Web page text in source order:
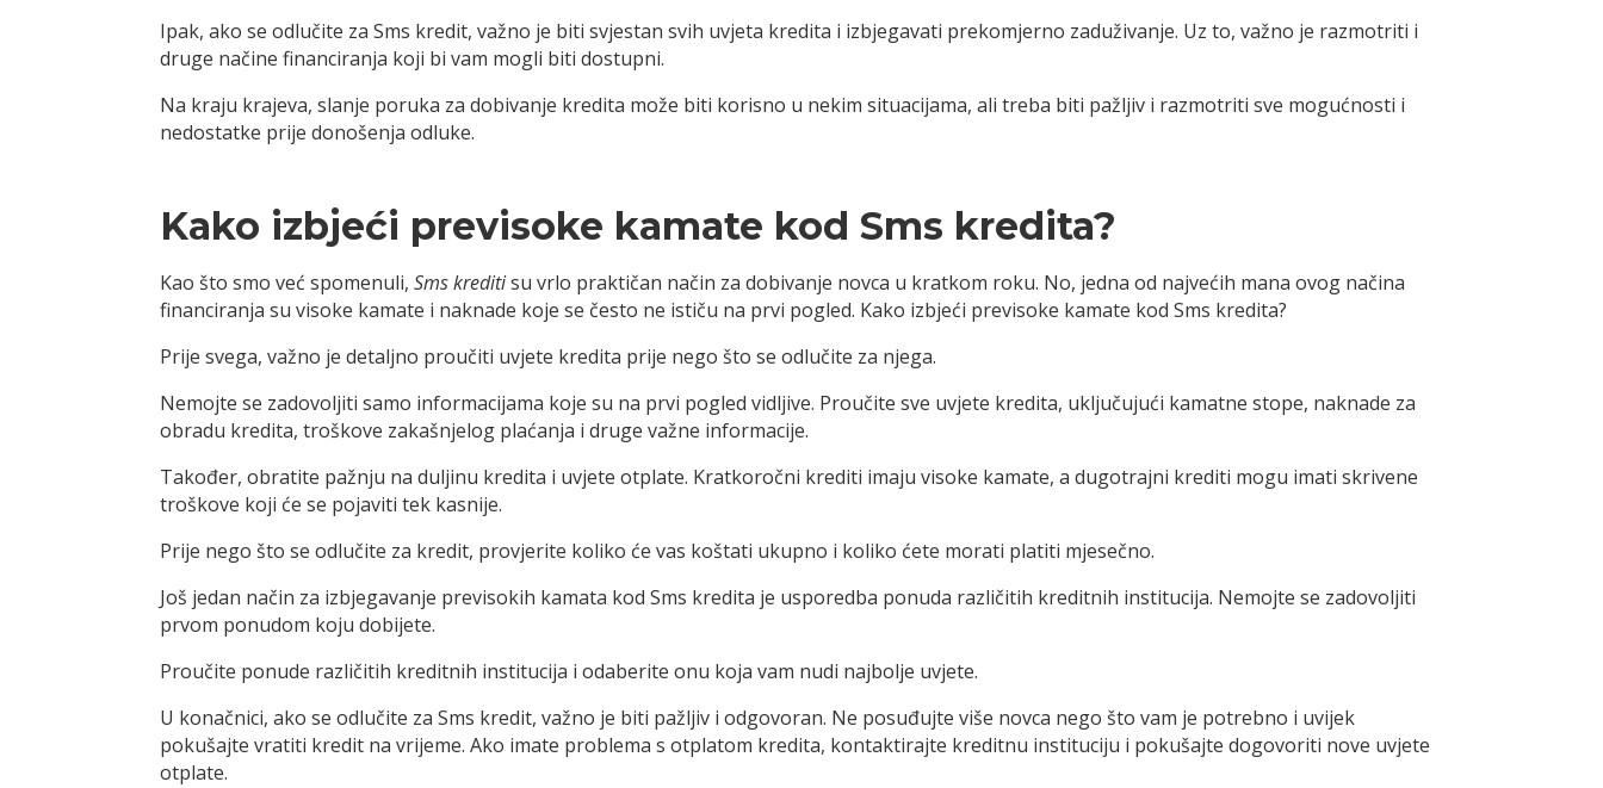
Ipak, ako se odlučite za Sms kredit, važno je biti svjestan svih uvjeta kredita i izbjegavati prekomjerno zaduživanje. Uz to, važno je razmotriti i
druge načine financiranja koji bi vam mogli biti dostupni.
Na kraju krajeva, slanje poruka za dobivanje kredita može biti korisno u nekim situacijama, ali treba biti pažljiv i razmotriti sve mogućnosti i
nedostatke prije donošenja odluke.
Kako izbjeći previsoke kamate kod Sms kredita?
Kao što smo već spomenuli,Sms kreditisu vrlo praktičan način za dobivanje novca u kratkom roku. No, jedna od najvećih mana ovog načina
financiranja su visoke kamate i naknade koje se često ne ističu na prvi pogled. Kako izbjeći previsoke kamate kod Sms kredita?
Prije svega, važno je detaljno proučiti uvjete kredita prije nego što se odlučite za njega.
Nemojte se zadovoljiti samo informacijama koje su na prvi pogled vidljive. Proučite sve uvjete kredita, uključujući kamatne stope, naknade za
obradu kredita, troškove zakašnjelog plaćanja i druge važne informacije.
Također, obratite pažnju na duljinu kredita i uvjete otplate. Kratkoročni krediti imaju visoke kamate, a dugotrajni krediti mogu imati skrivene
troškove koji će se pojaviti tek kasnije.
Prije nego što se odlučite za kredit, provjerite koliko će vas koštati ukupno i koliko ćete morati platiti mjesečno.
Još jedan način za izbjegavanje previsokih kamata kod Sms kredita je usporedba ponuda različitih kreditnih institucija. Nemojte se zadovoljiti
prvom ponudom koju dobijete.
Proučite ponude različitih kreditnih institucija i odaberite onu koja vam nudi najbolje uvjete.
U konačnici, ako se odlučite za Sms kredit, važno je biti pažljiv i odgovoran. Ne posuđujte više novca nego što vam je potrebno i uvijek
pokušajte vratiti kredit na vrijeme. Ako imate problema s otplatom kredita, kontaktirajte kreditnu instituciju i pokušajte dogovoriti nove uvjete
otplate.